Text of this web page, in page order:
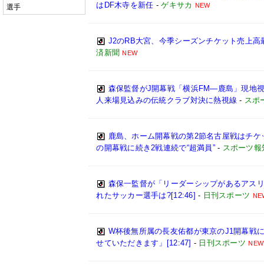
選手
はDF木寺を新任 -ゲキサカ NEW
J2のRB大宮、今季シーズンチケット売上高
済新聞 NEW
森保監督がJ開幕戦「横浜FM―鹿島」現地
人来場見込みの伝統クラブ対決に熱視線 - スポ
鹿島、ホーム開幕戦の第2節名古屋戦はチ
の開幕戦に続き2戦連続で“超満員”- スポーツ報
森保一監督が「リーダーシップがあるアス
れたサッカー選手は?[12:46] - 日刊スポーツ
W杯後無所属の長友佑都が東京のJ1開幕戦
せていただきます」[12:47] - 日刊スポーツ NEW